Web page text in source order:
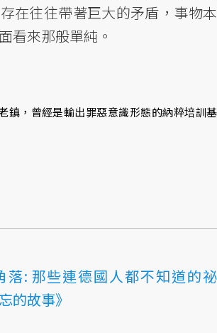
在往往帶著巨大的矛盾，事物本
看來那般單純。
鎮，曾經是輸出罪惡意識形態的納粹培訓基
落: 那些連德國人都不知道的祕
的故事》